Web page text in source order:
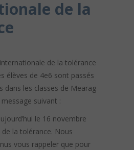
de la
de la tolérance
élèves de 4e6 sont passés
dans les classes de Mearag
suivant :
le 16 novembre
la tolérance. Nous
vous rappeler que pour